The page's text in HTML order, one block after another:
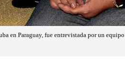
en Paraguay, fue entrevistada por un